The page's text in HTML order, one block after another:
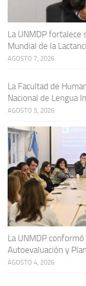
La UNMDP fortalece
Mundial de la
AGOSTO 7, 2026
La Facultad de
Nacional de Lengua
AGOSTO 5, 2026
La UNMDP
Autoevaluación y
AGOSTO 4, 2026